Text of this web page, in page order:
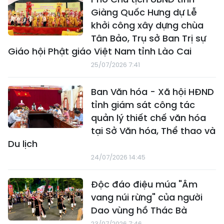
Giàng Quốc Hưng dự Lễ
khởi công xây dựng chùa
Tân Bảo, Trụ sở Ban Trị sự
Giáo hội Phật giáo Việt Nam tỉnh Lào Cai
25/07/2026 7:41
Ban Văn hóa - Xã hội HĐND
tỉnh giám sát công tác
quản lý thiết chế văn hóa
tại Sở Văn hóa, Thể thao và
Du lịch
24/07/2026 14:45
Độc đáo điệu múa "Âm
vang núi rừng" của người
Dao vùng hồ Thác Bà